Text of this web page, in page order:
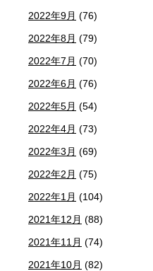
2022年9月 (76)
2022年8月 (79)
2022年7月 (70)
2022年6月 (76)
2022年5月 (54)
2022年4月 (73)
2022年3月 (69)
2022年2月 (75)
2022年1月 (104)
2021年12月 (88)
2021年11月 (74)
2021年10月 (82)